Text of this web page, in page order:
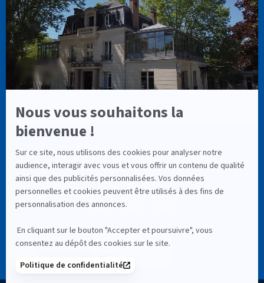
NOS RÉSEAUX SOCIAUX
4,9
335 avis